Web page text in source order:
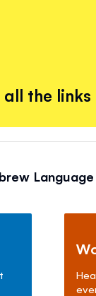
the links
Language